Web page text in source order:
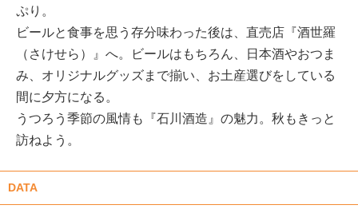
ぷり。
ビールと食事を思う存分味わった後は、直売店『酒世羅
（さけせら）』へ。ビールはもちろん、日本酒やおつま
み、オリジナルグッズまで揃い、お土産選びをしている
間に夕方になる。
うつろう季節の風情も『石川酒造』の魅力。秋もきっと
訪ねよう。
DATA